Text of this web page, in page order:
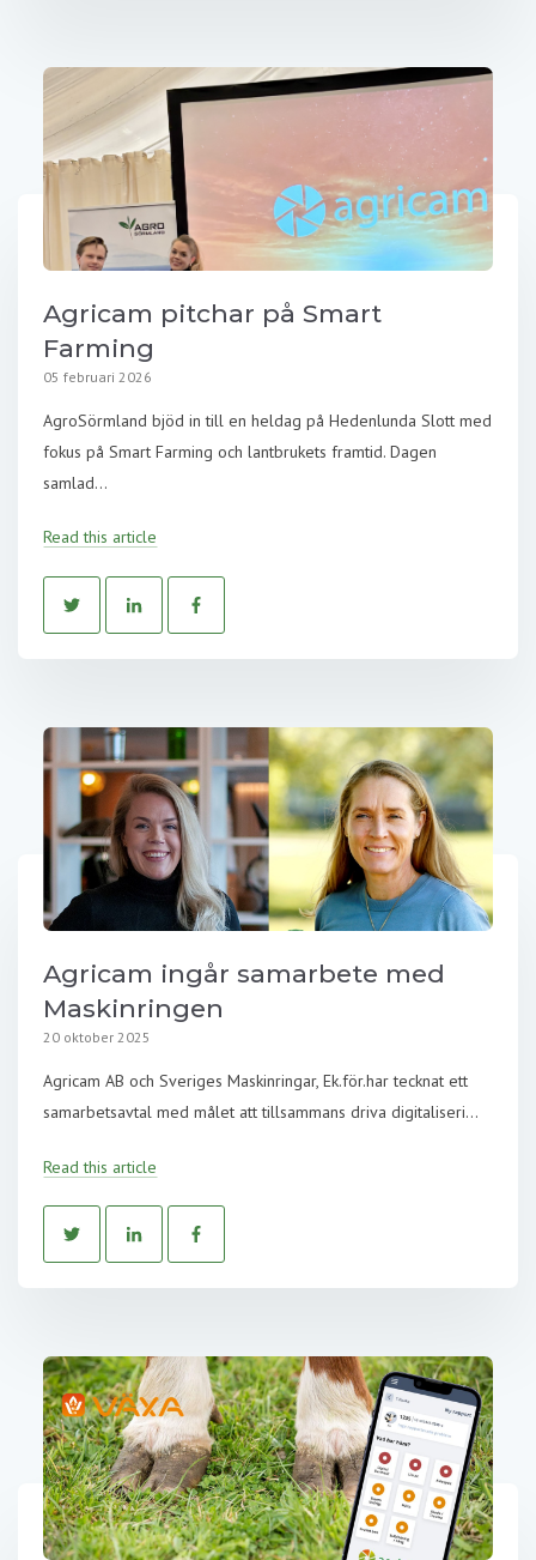
Agricam pitchar på Smart
Farming
05 februari 2026
AgroSörmland bjöd in till en heldag på Hedenlunda Slott med
fokus på Smart Farming och lantbrukets framtid. Dagen
samlad...
Read this article
Agricam ingår samarbete med
Maskinringen
20 oktober 2025
Agricam AB och Sveriges Maskinringar, Ek.för.har tecknat ett
samarbetsavtal med målet att tillsammans driva digitaliseri...
Read this article